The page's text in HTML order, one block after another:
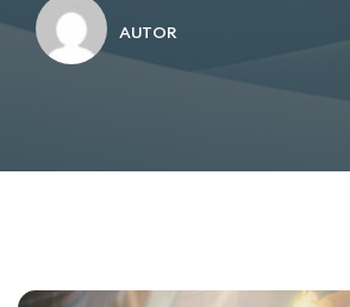
AUTOR